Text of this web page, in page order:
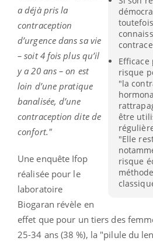
risque
"la
être
"Elle
risque
a déjà pris la
contraception
d’urgence dans sa vie
– soit 4 fois plus qu’il
y a 20 ans – on est
loin d’une pratique
banalisée, d’une
contraception dite de
confort."
Une enquête Ifop
réalisée pour le
laboratoire
Biogaran révèle en
effet que pour un tiers des
25-34 ans (38 %), la "pilule du